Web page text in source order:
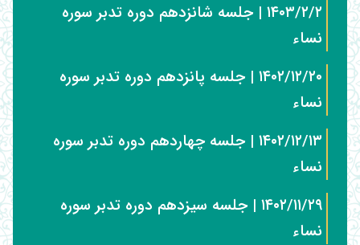
۱۴۰۳/۲/۲ | جلسه شانزدهم دوره تدبر سوره
نساء
۱۴۰۲/۱۲/۲۰ | جلسه پانزدهم دوره تدبر سوره
نساء
۱۴۰۲/۱۲/۱۳ | جلسه چهاردهم دوره تدبر سوره
نساء
۱۴۰۲/۱۱/۲۹ | جلسه سیزدهم دوره تدبر سوره
نساء